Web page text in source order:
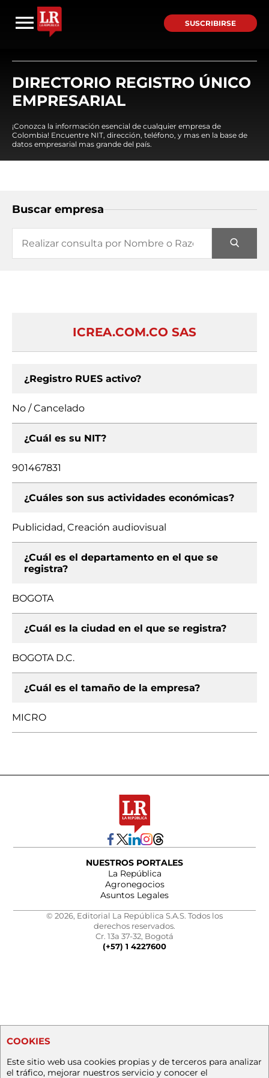
SUSCRIBIRSE
DIRECTORIO REGISTRO ÚNICO
EMPRESARIAL
¡Conozca la información esencial de cualquier empresa de
Colombia! Encuentre NIT, dirección, teléfono, y mas en la base de
datos empresarial mas grande del país.
Buscar empresa
ICREA.COM.CO SAS
¿Registro RUES activo?
No / Cancelado
¿Cuál es su NIT?
901467831
¿Cuáles son sus actividades económicas?
Publicidad, Creación audiovisual
¿Cuál es el departamento en el que se
registra?
BOGOTA
¿Cuál es la ciudad en el que se registra?
BOGOTA D.C.
¿Cuál es el tamaño de la empresa?
MICRO
NUESTROS PORTALES
La República
Agronegocios
Asuntos Legales
© 2026, Editorial La República S.A.S. Todos los
derechos reservados.
Cr. 13a 37-32, Bogotá
(+57) 1 4227600
COOKIES
Este sitio web usa cookies propias y de terceros para analizar
el tráfico, mejorar nuestros servicio y conocer el